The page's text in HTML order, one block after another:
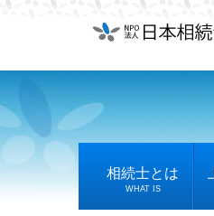
相続士とは
WHAT IS